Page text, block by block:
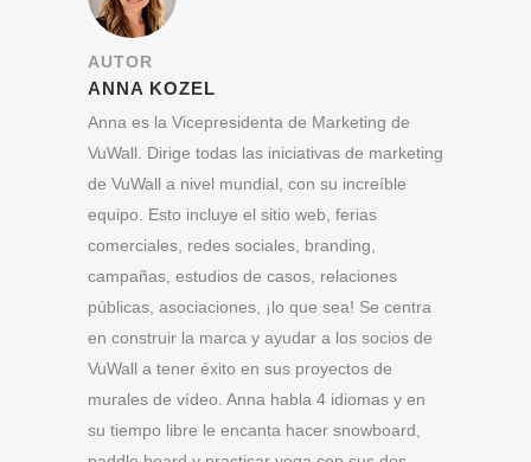
AUTOR
ANNA KOZEL
Anna es la Vicepresidenta de Marketing de
VuWall. Dirige todas las iniciativas de marketing
de VuWall a nivel mundial, con su increíble
equipo. Esto incluye el sitio web, ferias
comerciales, redes sociales, branding,
campañas, estudios de casos, relaciones
públicas, asociaciones, ¡lo que sea! Se centra
en construir la marca y ayudar a los socios de
VuWall a tener éxito en sus proyectos de
murales de vídeo. Anna habla 4 idiomas y en
su tiempo libre le encanta hacer snowboard,